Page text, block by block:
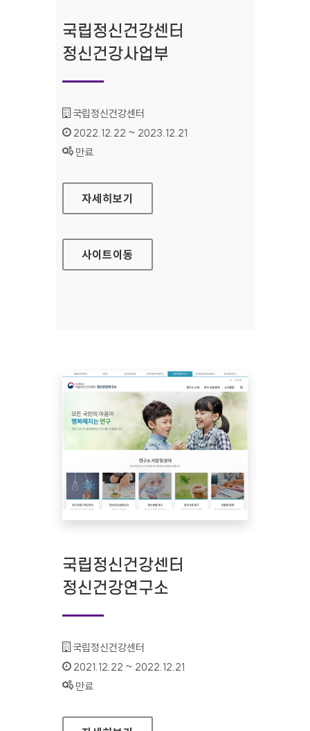
국립정신건강센터
정신건강사업부
기관명 :
국립정신건강센터
인증기간 :
2022.12.22 ~ 2023.12.21
상태 :
만료
국립정신건강센터 정신건강사업부
자세히보기
사이트이동
국립정신건강센터
정신건강연구소
기관명 :
국립정신건강센터
인증기간 :
2021.12.22 ~ 2022.12.21
상태 :
만료